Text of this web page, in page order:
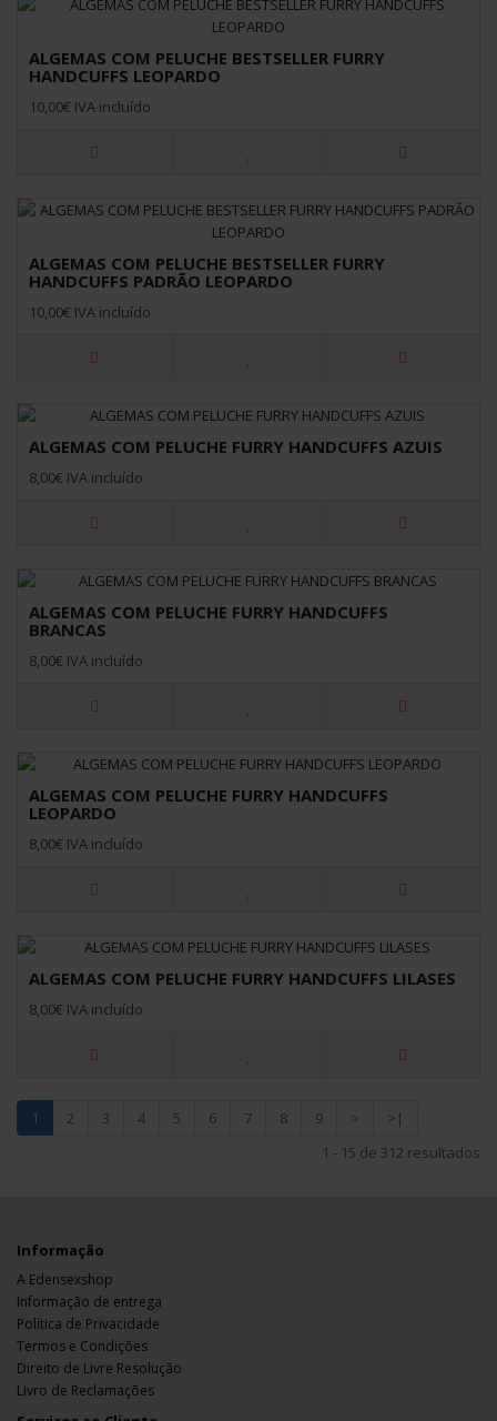
ALGEMAS COM PELUCHE BESTSELLER FURRY
HANDCUFFS LEOPARDO
10,00€ IVA incluído
ALGEMAS COM PELUCHE BESTSELLER FURRY
HANDCUFFS PADRÃO LEOPARDO
10,00€ IVA incluído
ALGEMAS COM PELUCHE FURRY HANDCUFFS AZUIS
8,00€ IVA incluído
ALGEMAS COM PELUCHE FURRY HANDCUFFS
BRANCAS
8,00€ IVA incluído
ALGEMAS COM PELUCHE FURRY HANDCUFFS
LEOPARDO
8,00€ IVA incluído
ALGEMAS COM PELUCHE FURRY HANDCUFFS LILASES
8,00€ IVA incluído
1 2 3 4 5 6 7 8 9 >
>|
1 - 15 de 312 resultados
Informação
A Edensexshop
Informação de entrega
Política de Privacidade
Termos e Condições
Direito de Livre Resolução
Livro de Reclamações